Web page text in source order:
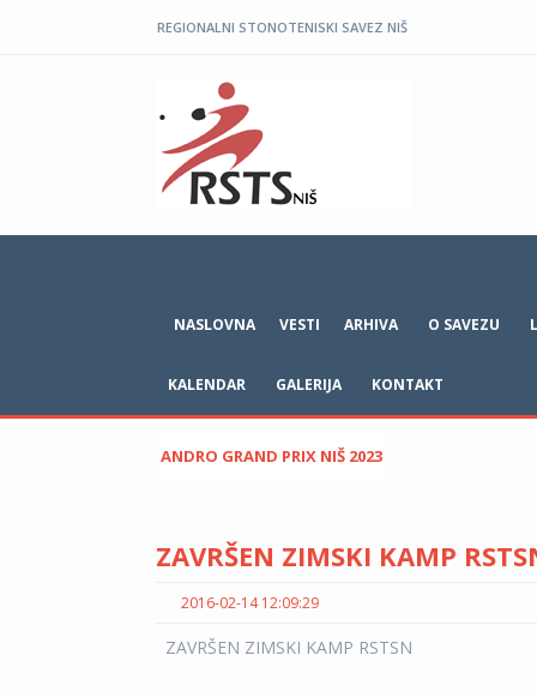
REGIONALNI STONOTENISKI SAVEZ NIŠ
NASLOVNA VESTI ARHIVA O SAVEZU
KALENDAR GALERIJA KONTAKT
ANDRO GRAND PRIX NIŠ 2023
ZAVRŠEN ZIMSKI KAMP
2016-02-14 12:09:29
ZAVRŠEN ZIMSKI KAMP RSTSN